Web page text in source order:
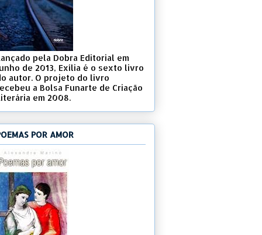
pela Dobra Editorial em
de 2013, Exília é o sexto livro
autor. O projeto do livro
a Bolsa Funarte de Criação
em 2008.
POR AMOR